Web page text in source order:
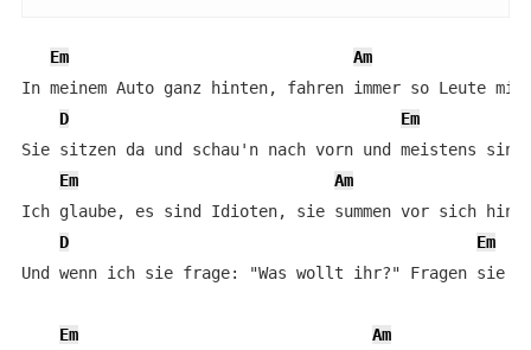
Em
Am
In meinem Auto ganz hinten, fahren immer so Leute mit
D
Em
Sie sitzen da und schau'n nach vorn und meistens
Em
Am
Ich glaube, es sind Idioten, sie summen vor sich hin
D
Em
Und wenn ich sie frage: "Was wollt ihr?" Fragen sie
Em
Am